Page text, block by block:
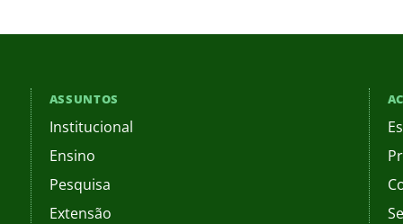
ASSUNTOS
Institucional
Ensino
Pesquisa
Extensão